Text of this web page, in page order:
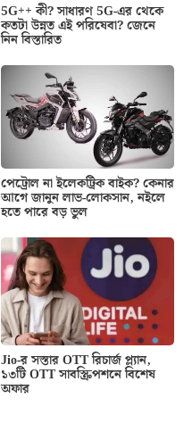
5G++ কী? সাধারণ 5G-এর থেকে
কতটা উন্নত এই পরিষেবা? জেনে
নিন বিস্তারিত
পেট্রোল না ইলেকট্রিক বাইক? কেনার
আগে জানুন লাভ-লোকসান, নইলে
হতে পারে বড় ভুল
Jio-র সস্তার OTT রিচার্জ প্ল্যান,
১৩টি OTT সাবস্ক্রিপশনে বিশেষ
অফার